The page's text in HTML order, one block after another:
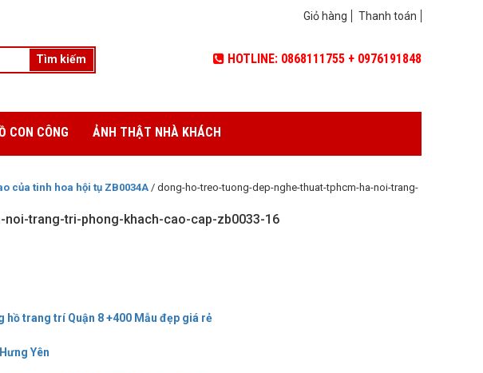
Giỏ hàng Thanh toán
HOTLINE: 0868111755 + 0976191848
CON CÔNG ẢNH THẬT NHÀ KHÁCH
của tinh hoa hội tụ ZB0034A / dong-ho-treo-tuong-dep-nghe-thuat-tphcm-ha-noi-trang-
trang-tri-phong-khach-cao-cap-zb0033-16
hồ trang trí Quận 8 +400 Mẫu đẹp giá rẻ
Yên